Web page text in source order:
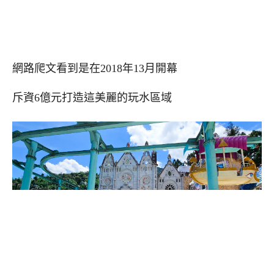
網路爬文看到是在2018年13月開幕
斥資6億元打造這美麗的玩水區域